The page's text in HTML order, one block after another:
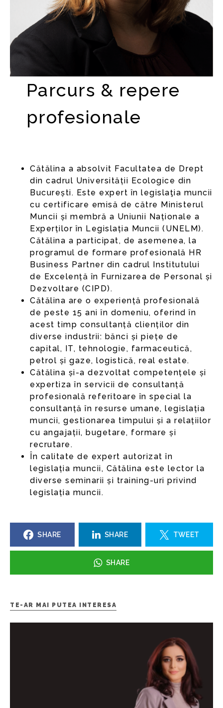
Parcurs & repere
profesionale
Cătălina a absolvit Facultatea de Drept
din cadrul Universității Ecologice din
București. Este expert în legislaţia muncii
cu certificare emisă de către Ministerul
Muncii și membră a Uniunii Naționale a
Experților în Legislația Muncii (UNELM).
Cătălina a participat, de asemenea, la
programul de formare profesională HR
Business Partner din cadrul Institutului
de Excelență în Furnizarea de Personal și
Dezvoltare (CIPD).
Cătălina are o experiență profesională
de peste 15 ani în domeniu, oferind în
acest timp consultanță clienților din
diverse industrii: bănci și piețe de
capital, IT, tehnologie, farmaceutică,
petrol și gaze, logistică, real estate.
Cătălina și-a dezvoltat competențele și
expertiza în servicii de consultanță
profesională referitoare în special la
consultanță în resurse umane, legislația
muncii, gestionarea timpului și a relațiilor
cu angajații, bugetare, formare și
recrutare.
În calitate de expert autorizat în
legislația muncii, Cătălina este lector la
diverse seminarii și training-uri privind
legislația muncii.
SHARE SHARE TWEET
SHARE
TE-AR MAI PUTEA INTERESA